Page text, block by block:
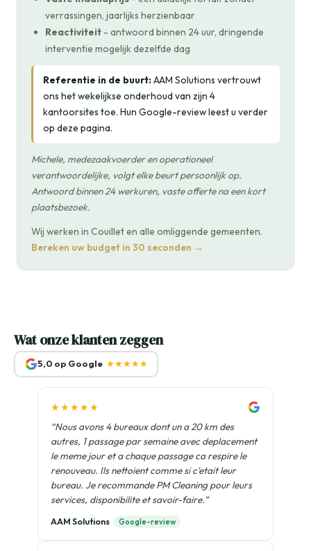
verrassingen, jaarlijks herzienbaar
Reactiviteit - antwoord binnen 24 uur, dringende
interventie mogelijk dezelfde dag
Referentie in de buurt:AAM Solutions vertrouwt
ons het wekelijkse onderhoud van zijn 4
kantoorsites toe. Hun Google-review leest u verder
op deze pagina.
Michele, medezaakvoerder en operationeel
verantwoordelijke, volgt elke beurt persoonlijk op.
Antwoord binnen 24 werkuren, vaste offerte na een kort
plaatsbezoek.
Wij werken in Couillet en alle omliggende gemeenten.
Bereken uw budget in 30 seconden →
Wat onze klanten zeggen
5,0 op Google ★★★★★
★★★★★
“Nous avons 4 bureaux dont un a 20 km des
autres, 1 passage par semaine avec deplacement
le meme jour et a chaque passage ca respire le
renouveau. Ils nettoient comme si c'etait leur
bureau. Je recommande PM Cleaning pour leurs
services, disponibilite et savoir-faire.”
AAM Solutions Google-review